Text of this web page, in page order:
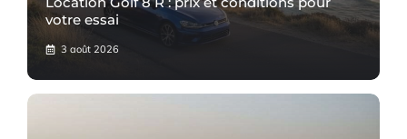
votre essai
3 août 2026